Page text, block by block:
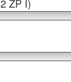
ZP I)